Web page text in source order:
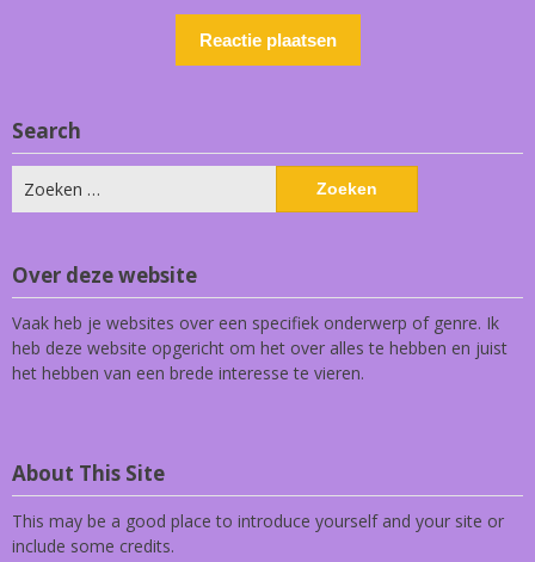
Search
Zoeken
naar:
Over deze website
Vaak heb je websites over een specifiek onderwerp of genre. Ik
heb deze website opgericht om het over alles te hebben en juist
het hebben van een brede interesse te vieren.
About This Site
This may be a good place to introduce yourself and your site or
include some credits.